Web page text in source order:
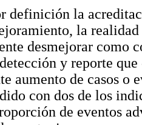
definición la
la realidad
desmejorar como
y reporte
aumento de casos o
con dos de los
de eventos